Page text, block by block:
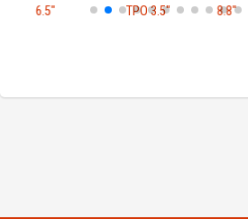
6.5"
TPO 3.5"
8.8"